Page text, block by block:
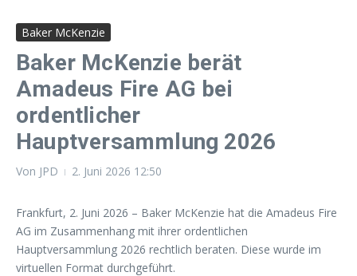
Baker McKenzie
Baker McKenzie berät
Amadeus Fire AG bei
ordentlicher
Hauptversammlung 2026
Von JPD 2. Juni 2026 12:50
Frankfurt, 2. Juni 2026 – Baker McKenzie hat die Amadeus Fire
AG im Zusammenhang mit ihrer ordentlichen
Hauptversammlung 2026 rechtlich beraten. Diese wurde im
virtuellen Format durchgeführt.